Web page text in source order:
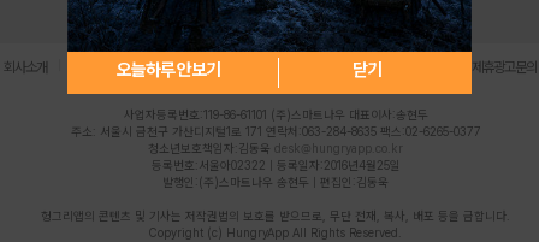
오늘하루 안보기 닫기
로그인 PC버전 전체앱
회사소개 | 개인정보 처리방침 불법촬영물 신고센터 제휴광고문의
사업자등록번호:119-86-61101 (주)스마트나우 대표이사:송현두
주소: 서울시 금천구 가산디지털1로 171 연락처:063-284-8635 팩스:02-6265-0377
청소년보호책임자:김동욱 desk@hungryapp.co.kr
등록번호:서울아02322 | 등록일자:2016년4월25일
발행인:(주)스마트나우 송현두 | 편집인:김동욱
헝그리앱의 콘텐츠 및 기사는 저작권법의 보호를 받으므로, 무단 전재, 복사, 배포 등을 금합니다.
Copyright (c) HungryApp All Rights Reserved.